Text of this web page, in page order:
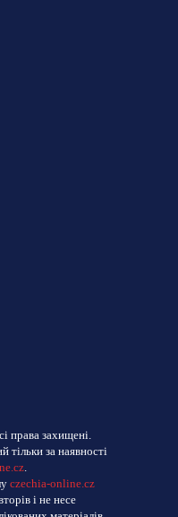
права захищені.
тільки за наявності
.
czechia-online.cz
і не несе